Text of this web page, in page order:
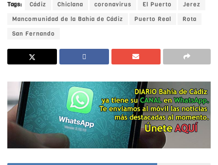
Tags: Cádiz Chiclana coronavirus El Puerto
Jerez
Mancomunidad de la Bahía de Cádiz
Puerto Real
Rota
San Fernando